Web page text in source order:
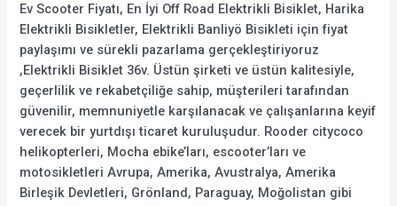
Ev Scooter Fiyatı, En İyi Off Road Elektrikli Bisiklet, Harika
Elektrikli Bisikletler, Elektrikli Banliyö Bisikleti için fiyat
paylaşımı ve sürekli pazarlama gerçekleştiriyoruz
,Elektrikli Bisiklet 36v. Üstün şirketi ve üstün kalitesiyle,
geçerlilik ve rekabetçiliğe sahip, müşterileri tarafından
güvenilir, memnuniyetle karşılanacak ve çalışanlarına keyif
verecek bir yurtdışı ticaret kuruluşudur. Rooder citycoco
helikopterleri, Mocha ebike’ları, escooter’ları ve
motosikletleri Avrupa, Amerika, Avustralya, Amerika
Birleşik Devletleri, Grönland, Paraguay, Moğolistan gibi